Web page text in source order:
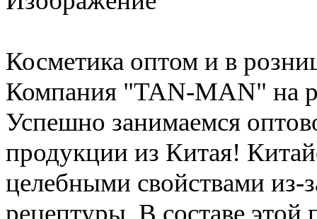
Косметика оптом и в
Компания "TAN-MAN" на
Успешно занимаемся
продукции из Китая!
целебными свойствами из-